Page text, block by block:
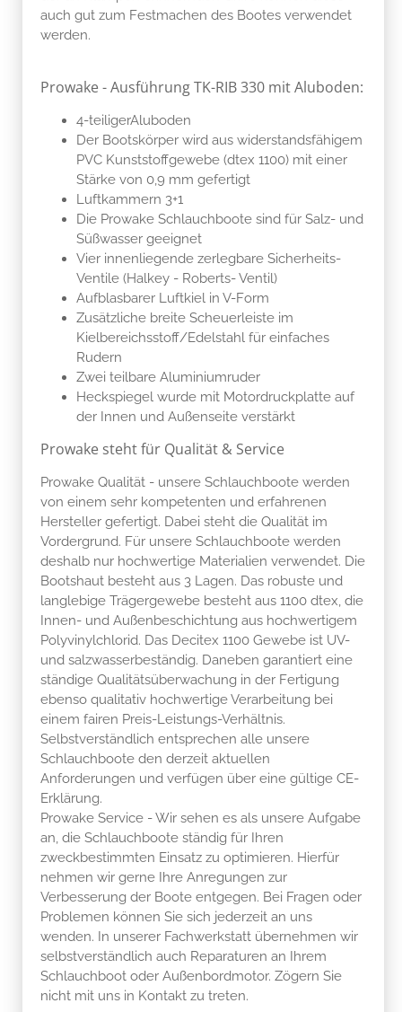
auch gut zum Festmachen des Bootes verwendet
werden.
Prowake - Ausführung TK-RIB 330 mit Aluboden:
4-teiligerAluboden
Der Bootskörper wird aus widerstandsfähigem
PVC Kunststoffgewebe (dtex 1100) mit einer
Stärke von 0,9 mm gefertigt
Luftkammern 3+1
Die Prowake Schlauchboote sind für Salz- und
Süßwasser geeignet
Vier innenliegende zerlegbare Sicherheits-
Ventile (Halkey - Roberts- Ventil)
Aufblasbarer Luftkiel in V-Form
Zusätzliche breite Scheuerleiste im
Kielbereichsstoff/Edelstahl für einfaches
Rudern
Zwei teilbare Aluminiumruder
Heckspiegel wurde mit Motordruckplatte auf
der Innen und Außenseite verstärkt
Prowake steht für Qualität & Service
Prowake Qualität - unsere Schlauchboote werden
von einem sehr kompetenten und erfahrenen
Hersteller gefertigt. Dabei steht die Qualität im
Vordergrund. Für unsere Schlauchboote werden
deshalb nur hochwertige Materialien verwendet. Die
Bootshaut besteht aus 3 Lagen. Das robuste und
langlebige Trägergewebe besteht aus 1100 dtex, die
Innen- und Außenbeschichtung aus hochwertigem
Polyvinylchlorid. Das Decitex 1100 Gewebe ist UV-
und salzwasserbeständig. Daneben garantiert eine
ständige Qualitätsüberwachung in der Fertigung
ebenso qualitativ hochwertige Verarbeitung bei
einem fairen Preis-Leistungs-Verhältnis.
Selbstverständlich entsprechen alle unsere
Schlauchboote den derzeit aktuellen
Anforderungen und verfügen über eine gültige CE-
Erklärung.
Prowake Service - Wir sehen es als unsere Aufgabe
an, die Schlauchboote ständig für Ihren
zweckbestimmten Einsatz zu optimieren. Hierfür
nehmen wir gerne Ihre Anregungen zur
Verbesserung der Boote entgegen. Bei Fragen oder
Problemen können Sie sich jederzeit an uns
wenden. In unserer Fachwerkstatt übernehmen wir
selbstverständlich auch Reparaturen an Ihrem
Schlauchboot oder Außenbordmotor. Zögern Sie
nicht mit uns in Kontakt zu treten.